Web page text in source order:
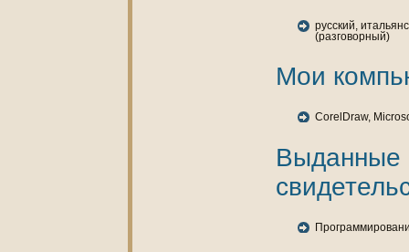
русский,
(разговорный)
Мои
CorelDraw,
Выданные